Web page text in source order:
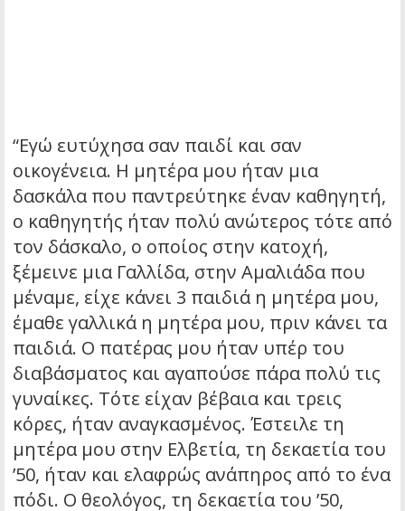
“Εγώ ευτύχησα σαν παιδί και σαν
οικογένεια. Η μητέρα μου ήταν μια
δασκάλα που παντρεύτηκε έναν καθηγητή,
ο καθηγητής ήταν πολύ ανώτερος τότε από
τον δάσκαλο, ο οποίος στην κατοχή,
ξέμεινε μια Γαλλίδα, στην Αμαλιάδα που
μέναμε, είχε κάνει 3 παιδιά η μητέρα μου,
έμαθε γαλλικά η μητέρα μου, πριν κάνει τα
παιδιά. Ο πατέρας μου ήταν υπέρ του
διαβάσματος και αγαπούσε πάρα πολύ τις
γυναίκες. Τότε είχαν βέβαια και τρεις
κόρες, ήταν αναγκασμένος. Έστειλε τη
μητέρα μου στην Ελβετία, τη δεκαετία του
’50, ήταν και ελαφρώς ανάπηρος από το ένα
πόδι. Ο θεολόγος, τη δεκαετία του ’50,